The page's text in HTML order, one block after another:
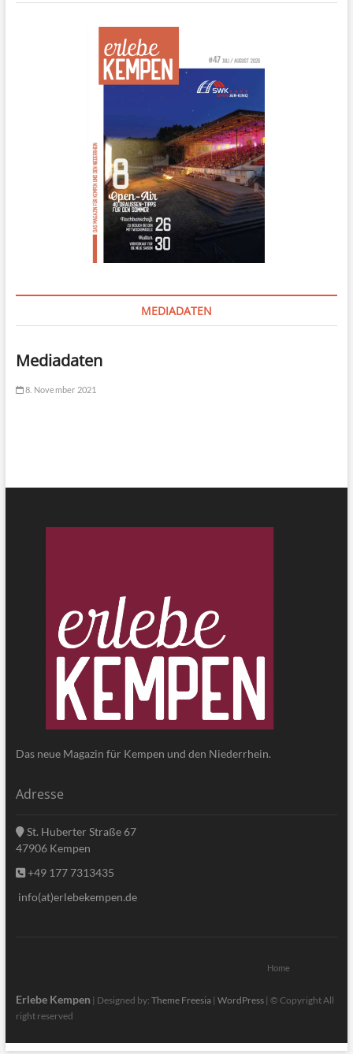
MEDIADATEN
Mediadaten
8. November 2021
Das neue Magazin für Kempen und den Niederrhein.
Adresse
St. Huberter Straße 67
47906 Kempen
+49 177 7313435
info(at)erlebekempen.de
Home
Erlebe Kempen | Designed by: Theme Freesia| WordPress| © Copyright All
right reserved